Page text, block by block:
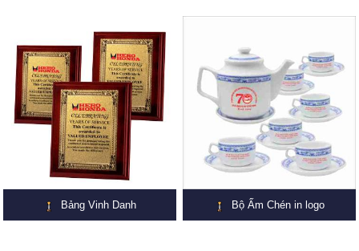
Bảng Vinh Danh Bộ Ấm Chén in logo